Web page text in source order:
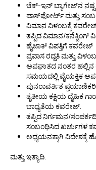
ಚೆಕ್-ಇನ್ ಬ್ಯಾಗೇಜ್‌ನ
ಪಾಸ್‌ಪೋರ್ಟ್ ಮತ್ತು
ವಿಮಾನ ವಿಳಂಬಕ್ಕೆ
ತಪ್ಪಿದ ವಿಮಾನ/ಕನೆಕ್ಟಿಂಗ್
ಹೈಜಾಕ್ ವಿಪತ್ತಿಗೆ ಕವರೇಜ್
ಪ್ರವಾಸ ರದ್ದತಿ ಮತ್ತು
ಅಪಘಾತದ ನಂತರ ಹಲ್ಲಿನ
ಸಮಯದಲ್ಲಿ ವೈಯಕ್ತಿಕ
ಪುನರಾವರ್ತಿತ
ತೃತೀಯ ಕಕ್ಷಿಯ ದೈಹಿಕ
ಬಾಧ್ಯತೆಯ ಕವರೇಜ್.
ತಪ್ಪಿದ ನಿರ್ಗಮನ/
ಸಂಬಂಧಿಸಿದ ಖರ್ಚುಗಳ
ಅಧ್ಯಯನಕ್ಕಾಗಿ ವಿದೇಶಕ್ಕೆ
ಮತ್ತು ಇತ್ಯಾದಿ.